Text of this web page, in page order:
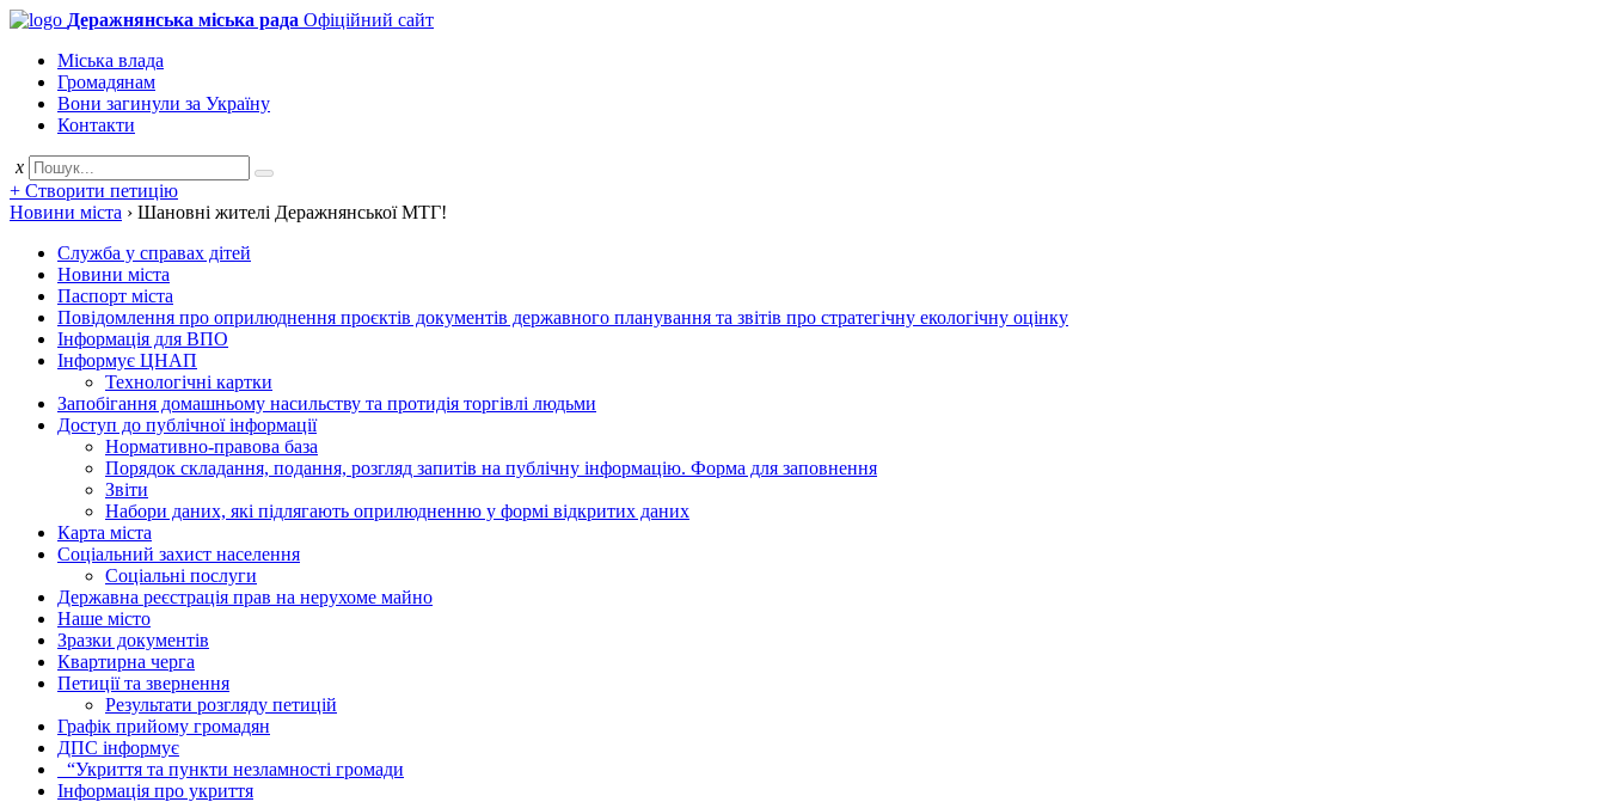
Деражнянська міська рада Офіційний сайт
Міська влада
Громадянам
Вони загинули за Україну
Контакти
x
+ Створити петицію
Новини міста › Шановні жителі Деражнянської МТГ!
Служба у справах дітей
Новини міста
Паспорт міста
Повідомлення про оприлюднення проєктів документів державного планування та звітів про стратегічну екологічну оцінку
Інформація для ВПО
Інформує ЦНАП
Технологічні картки
Запобігання домашньому насильству та протидія торгівлі людьми
Доступ до публічної інформації
Нормативно-правова база
Порядок складання, подання, розгляд запитів на публічну інформацію. Форма для заповнення
Звіти
Набори даних, які підлягають оприлюдненню у формі відкритих даних
Карта міста
Соціальний захист населення
Соціальні послуги
Державна реєстрація прав на нерухоме майно
Наше місто
Зразки документів
Квартирна черга
Петиції та звернення
Результати розгляду петицій
Графік прийому громадян
ДПС інформує
“Укриття та пункти незламності громади
Інформація про укриття